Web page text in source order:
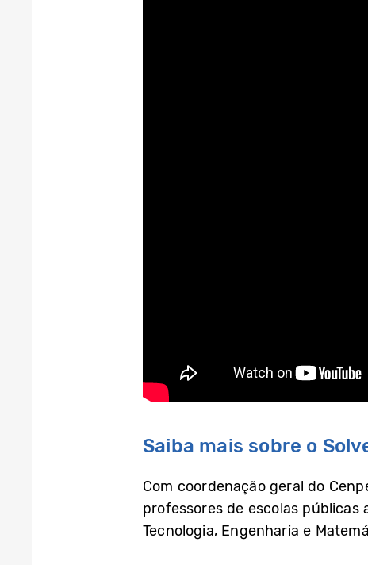
Saiba mais sobre o
Com coordenação geral do
professores de escolas públicas
Tecnologia, Engenharia e